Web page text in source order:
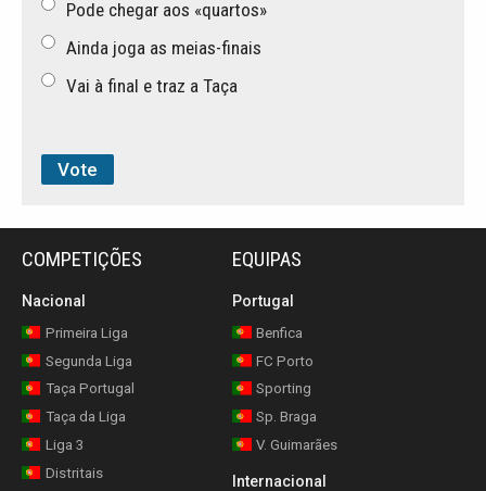
Pode chegar aos «quartos»
Ainda joga as meias-finais
Vai à final e traz a Taça
COMPETIÇÕES
Nacional
Primeira Liga
Segunda Liga
Taça Portugal
Taça da Liga
Liga 3
Distritais
EQUIPAS
Portugal
Benfica
FC Porto
Sporting
Sp. Braga
V. Guimarães
Internacional